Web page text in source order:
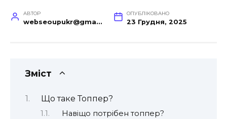
АВТОР
webseoupukr@gmail.com
ОПУБЛІКОВАНО
23 Грудня, 2025
Зміст
Що таке Топпер?
Навіщо потрібен топпер?